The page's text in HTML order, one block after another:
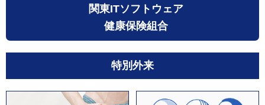
関東ITソフトウェア
健康保険組合
特別外来